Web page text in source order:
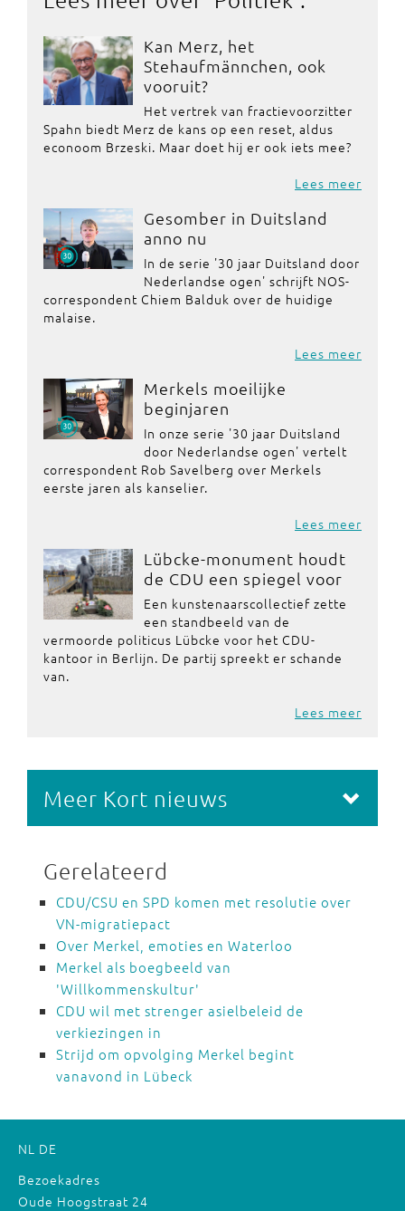
Kan Merz, het
Stehaufmännchen, ook
vooruit?
Het vertrek van fractievoorzitter
Spahn biedt Merz de kans op een reset, aldus
econoom Brzeski. Maar doet hij er ook iets mee?
Lees meer
Gesomber in Duitsland
anno nu
In de serie '30 jaar Duitsland door
Nederlandse ogen' schrijft NOS-
correspondent Chiem Balduk over de huidige
malaise.
Lees meer
Merkels moeilijke
beginjaren
In onze serie '30 jaar Duitsland
door Nederlandse ogen' vertelt
correspondent Rob Savelberg over Merkels
eerste jaren als kanselier.
Lees meer
Lübcke-monument houdt
de CDU een spiegel voor
Een kunstenaarscollectief zette
een standbeeld van de
vermoorde politicus Lübcke voor het CDU-
kantoor in Berlijn. De partij spreekt er schande
van.
Lees meer
Meer Kort nieuws
Gerelateerd
CDU/CSU en SPD komen met resolutie over
VN-migratiepact
Over Merkel, emoties en Waterloo
Merkel als boegbeeld van
'Willkommenskultur'
CDU wil met strenger asielbeleid de
verkiezingen in
Strijd om opvolging Merkel begint
vanavond in Lübeck
NL DE
Bezoekadres
Oude Hoogstraat 24